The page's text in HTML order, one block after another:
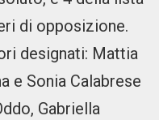
di opposizione.
designati: Mattia
e Sonia Calabrese
Gabriella